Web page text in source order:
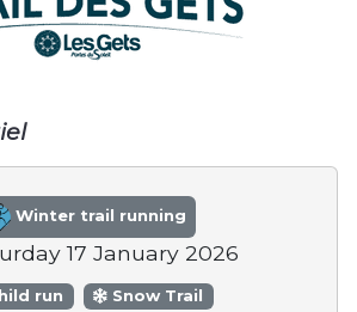
Winter trail running
17 January 2026
run Snow Trail